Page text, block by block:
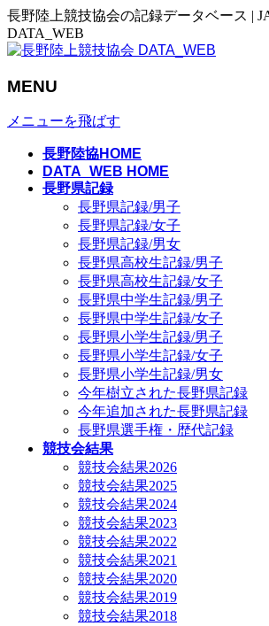
長野陸上競技協会の記録データベース |
DATA_WEB
MENU
メニューを飛ばす
長野陸協HOME
DATA_WEB HOME
長野県記録
長野県記録/男子
長野県記録/女子
長野県記録/男女
長野県高校生記録/男子
長野県高校生記録/女子
長野県中学生記録/男子
長野県中学生記録/女子
長野県小学生記録/男子
長野県小学生記録/女子
長野県小学生記録/男女
今年樹立された長野県記録
今年追加された長野県記録
長野県選手権・歴代記録
競技会結果
競技会結果2026
競技会結果2025
競技会結果2024
競技会結果2023
競技会結果2022
競技会結果2021
競技会結果2020
競技会結果2019
競技会結果2018